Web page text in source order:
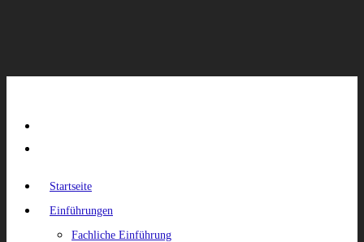
Startseite
Einführungen
Fachliche Einführung